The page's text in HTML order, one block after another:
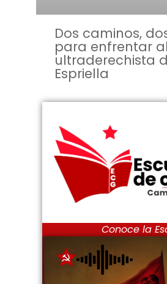
Dos caminos,
para enfrentar
ultraderechista
Espriella
Conoce la